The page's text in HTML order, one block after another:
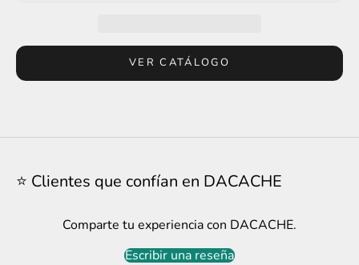
VER CATÁLOGO
⭐ Clientes que confían en DACACHE
Comparte tu experiencia con DACACHE.
Escribir una reseña